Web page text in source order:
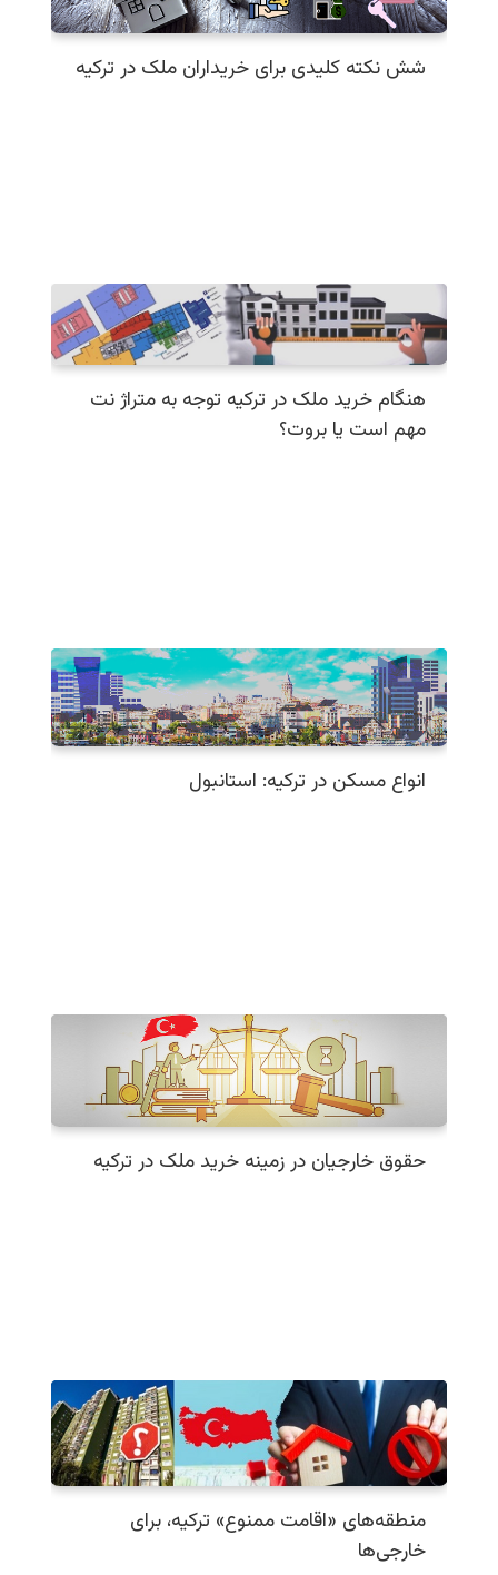
شش نکته کلیدی برای خریداران ملک در ترکیه
هنگام خرید ملک در ترکیه توجه به متراژ نت
مهم است یا بروت؟
انواع مسکن در ترکیه: استانبول
حقوق خارجیان در زمینه خرید ملک در ترکیه
منطقه‌های «اقامت ممنوع» ترکیه، برای
خارجی‌ها